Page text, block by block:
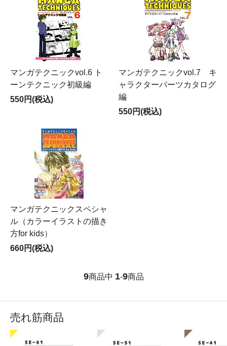
マンガテクニックvol.6 ト
ーンテクニック初級編
550円(税込)
マンガテクニックvol.7 キ
ャラクターパーツカタログ
編
550円(税込)
マンガテクニックスペシャ
ル（カラーイラストの描き
方for kids）
660円(税込)
9商品中 1-9商品
売れ筋商品